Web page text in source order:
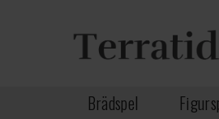
Brädspel